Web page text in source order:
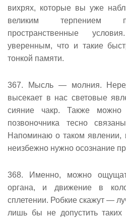
вихрях, которые вы уже
великим терпением
пространственные
уверенным, что и такие
тонкой памяти.
367. Мысль — молния.
высекает в нас световые
сияние чакр. Также можно
позвоночника тесно
Напоминаю о таком явлении,
неизбежно нужно осознание
368. Именно, можно
органа, и движение в
сплетении. Робкие скажут —
лишь бы не допустить